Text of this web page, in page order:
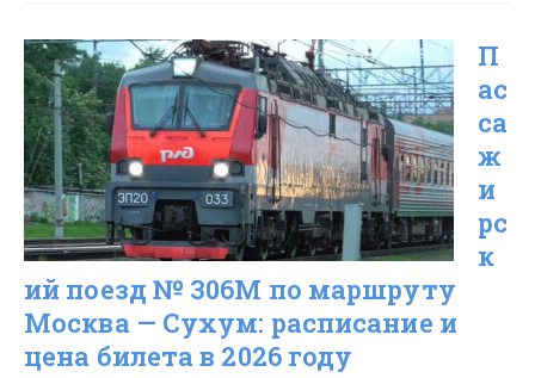
№
930/929
«Жемчужина
Кавказа»
—
особенности
и
цены
в
П
ас
са
ж
и
рс
к
ий поезд № 306М по маршруту
Москва — Сухум: расписание и
цена билета в 2026 году